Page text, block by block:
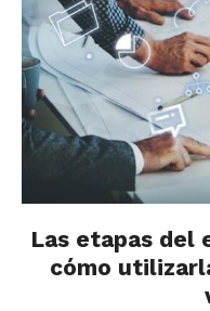
Las etapas del
cómo